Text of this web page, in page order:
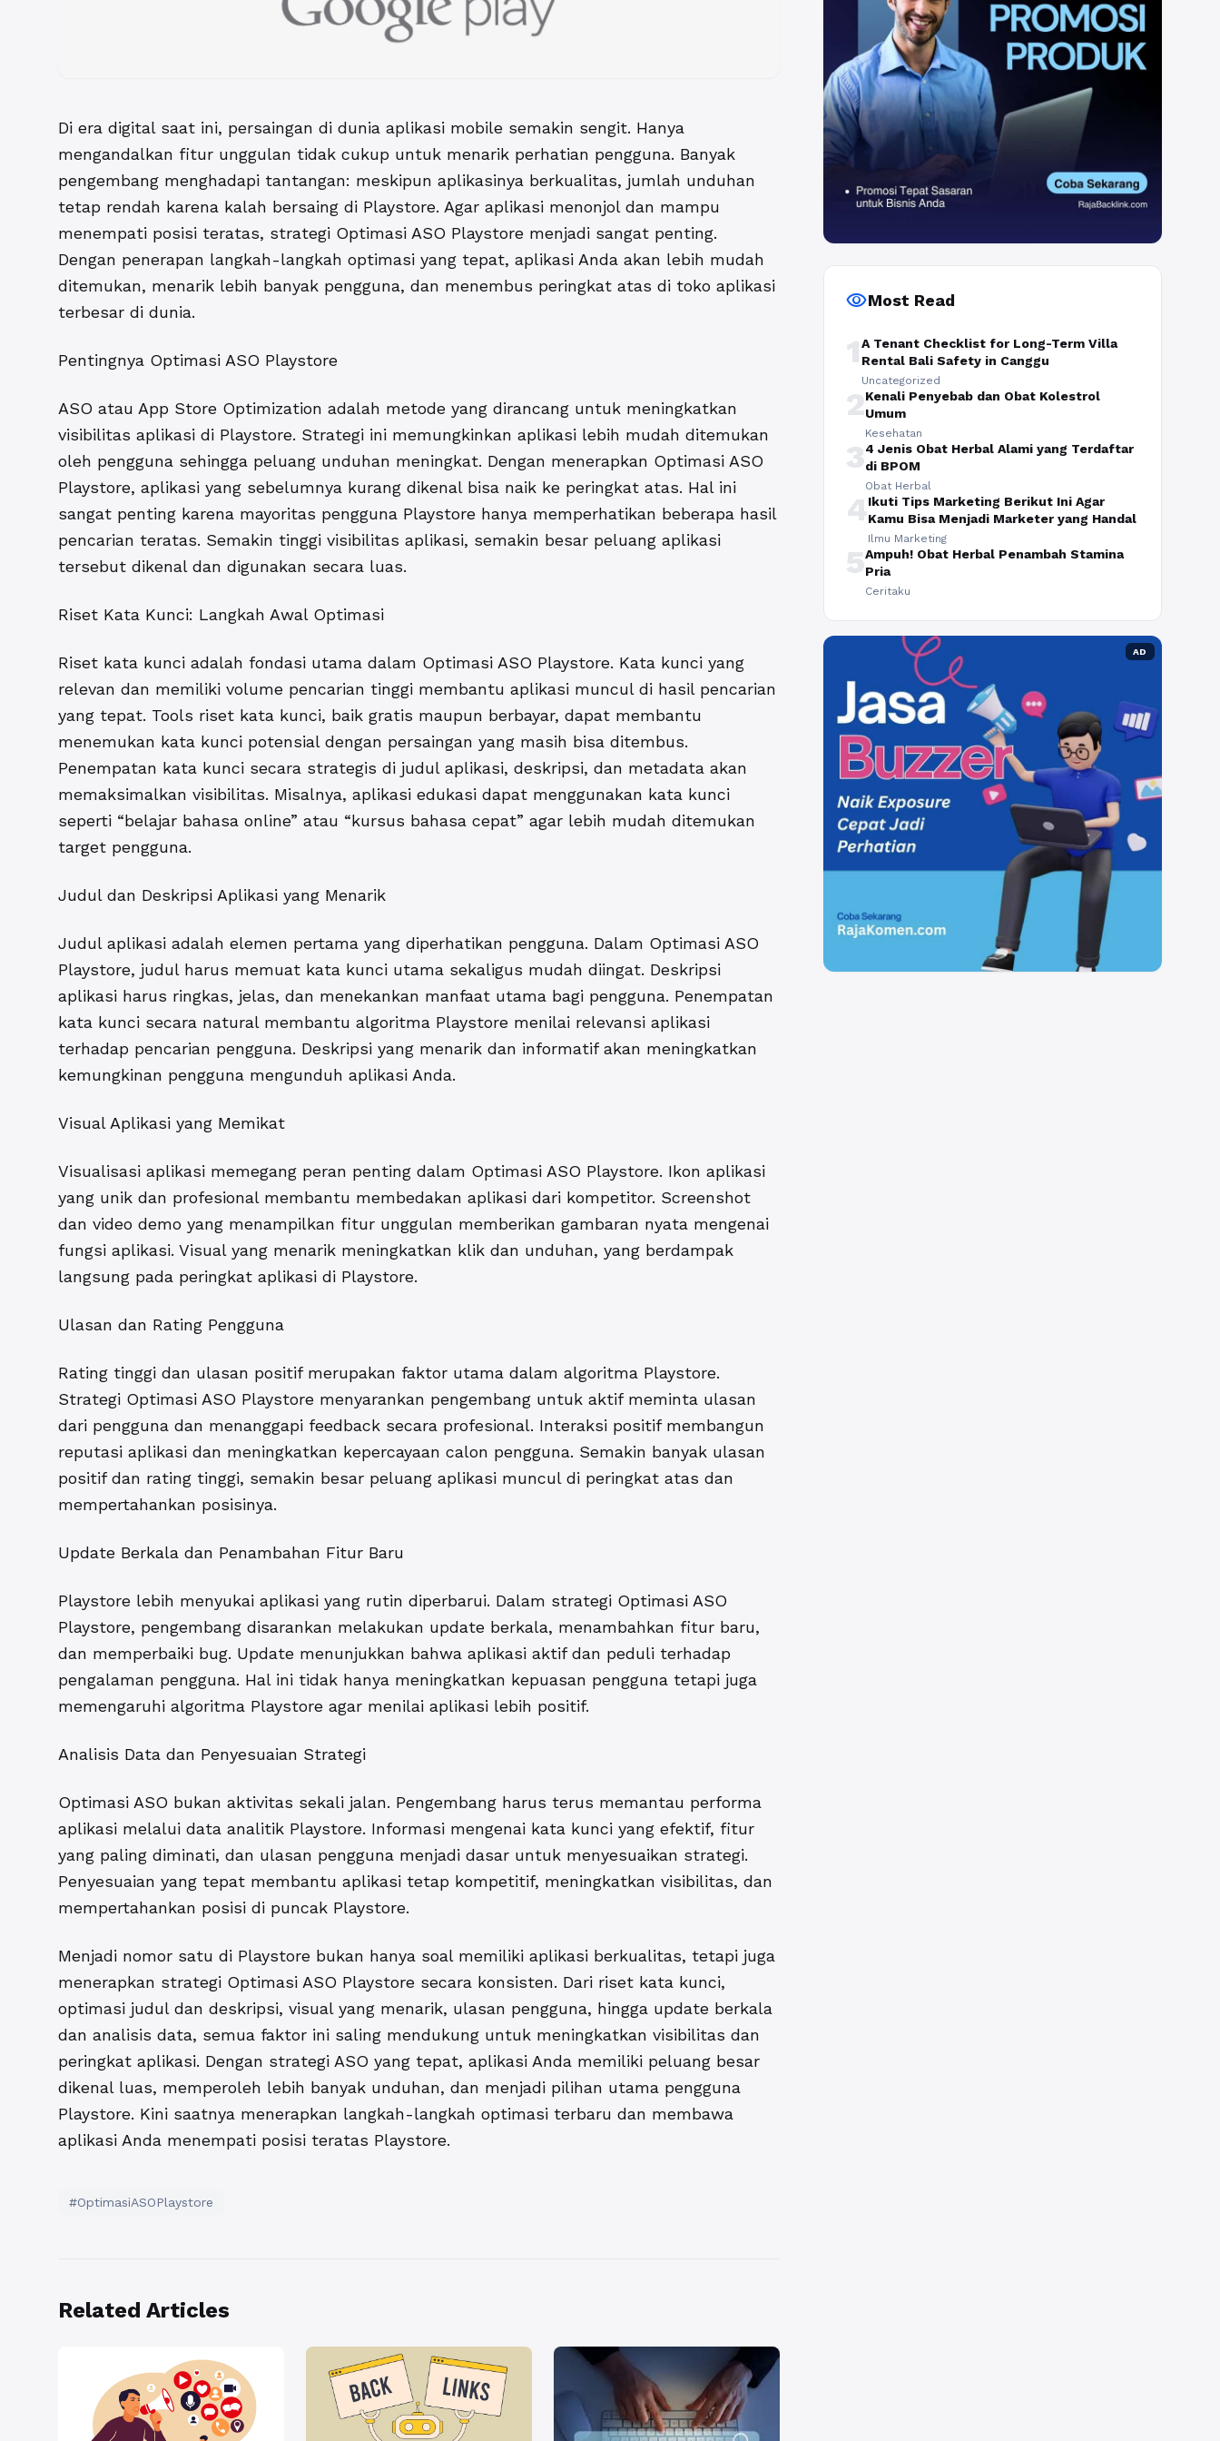
Di era digital saat ini, persaingan di dunia aplikasi mobile semakin sengit. Hanya
mengandalkan fitur unggulan tidak cukup untuk menarik perhatian pengguna. Banyak
pengembang menghadapi tantangan: meskipun aplikasinya berkualitas, jumlah unduhan
tetap rendah karena kalah bersaing di Playstore. Agar aplikasi menonjol dan mampu
menempati posisi teratas, strategi Optimasi ASO Playstore menjadi sangat penting.
Dengan penerapan langkah-langkah optimasi yang tepat, aplikasi Anda akan lebih mudah
ditemukan, menarik lebih banyak pengguna, dan menembus peringkat atas di toko aplikasi
terbesar di dunia.
Pentingnya Optimasi ASO Playstore
ASO atau App Store Optimization adalah metode yang dirancang untuk meningkatkan
visibilitas aplikasi di Playstore. Strategi ini memungkinkan aplikasi lebih mudah ditemukan
oleh pengguna sehingga peluang unduhan meningkat. Dengan menerapkan Optimasi ASO
Playstore, aplikasi yang sebelumnya kurang dikenal bisa naik ke peringkat atas. Hal ini
sangat penting karena mayoritas pengguna Playstore hanya memperhatikan beberapa hasil
pencarian teratas. Semakin tinggi visibilitas aplikasi, semakin besar peluang aplikasi
tersebut dikenal dan digunakan secara luas.
Riset Kata Kunci: Langkah Awal Optimasi
Riset kata kunci adalah fondasi utama dalam Optimasi ASO Playstore. Kata kunci yang
relevan dan memiliki volume pencarian tinggi membantu aplikasi muncul di hasil pencarian
yang tepat. Tools riset kata kunci, baik gratis maupun berbayar, dapat membantu
menemukan kata kunci potensial dengan persaingan yang masih bisa ditembus.
Penempatan kata kunci secara strategis di judul aplikasi, deskripsi, dan metadata akan
memaksimalkan visibilitas. Misalnya, aplikasi edukasi dapat menggunakan kata kunci
seperti “belajar bahasa online” atau “kursus bahasa cepat” agar lebih mudah ditemukan
target pengguna.
Judul dan Deskripsi Aplikasi yang Menarik
Judul aplikasi adalah elemen pertama yang diperhatikan pengguna. Dalam Optimasi ASO
Playstore, judul harus memuat kata kunci utama sekaligus mudah diingat. Deskripsi
aplikasi harus ringkas, jelas, dan menekankan manfaat utama bagi pengguna. Penempatan
kata kunci secara natural membantu algoritma Playstore menilai relevansi aplikasi
terhadap pencarian pengguna. Deskripsi yang menarik dan informatif akan meningkatkan
kemungkinan pengguna mengunduh aplikasi Anda.
Visual Aplikasi yang Memikat
Visualisasi aplikasi memegang peran penting dalam Optimasi ASO Playstore. Ikon aplikasi
yang unik dan profesional membantu membedakan aplikasi dari kompetitor. Screenshot
dan video demo yang menampilkan fitur unggulan memberikan gambaran nyata mengenai
fungsi aplikasi. Visual yang menarik meningkatkan klik dan unduhan, yang berdampak
langsung pada peringkat aplikasi di Playstore.
Ulasan dan Rating Pengguna
Rating tinggi dan ulasan positif merupakan faktor utama dalam algoritma Playstore.
Strategi Optimasi ASO Playstore menyarankan pengembang untuk aktif meminta ulasan
dari pengguna dan menanggapi feedback secara profesional. Interaksi positif membangun
reputasi aplikasi dan meningkatkan kepercayaan calon pengguna. Semakin banyak ulasan
positif dan rating tinggi, semakin besar peluang aplikasi muncul di peringkat atas dan
mempertahankan posisinya.
Update Berkala dan Penambahan Fitur Baru
Playstore lebih menyukai aplikasi yang rutin diperbarui. Dalam strategi Optimasi ASO
Playstore, pengembang disarankan melakukan update berkala, menambahkan fitur baru,
dan memperbaiki bug. Update menunjukkan bahwa aplikasi aktif dan peduli terhadap
pengalaman pengguna. Hal ini tidak hanya meningkatkan kepuasan pengguna tetapi juga
memengaruhi algoritma Playstore agar menilai aplikasi lebih positif.
Analisis Data dan Penyesuaian Strategi
Optimasi ASO bukan aktivitas sekali jalan. Pengembang harus terus memantau performa
aplikasi melalui data analitik Playstore. Informasi mengenai kata kunci yang efektif, fitur
yang paling diminati, dan ulasan pengguna menjadi dasar untuk menyesuaikan strategi.
Penyesuaian yang tepat membantu aplikasi tetap kompetitif, meningkatkan visibilitas, dan
mempertahankan posisi di puncak Playstore.
Menjadi nomor satu di Playstore bukan hanya soal memiliki aplikasi berkualitas, tetapi juga
menerapkan strategi Optimasi ASO Playstore secara konsisten. Dari riset kata kunci,
optimasi judul dan deskripsi, visual yang menarik, ulasan pengguna, hingga update berkala
dan analisis data, semua faktor ini saling mendukung untuk meningkatkan visibilitas dan
peringkat aplikasi. Dengan strategi ASO yang tepat, aplikasi Anda memiliki peluang besar
dikenal luas, memperoleh lebih banyak unduhan, dan menjadi pilihan utama pengguna
Playstore. Kini saatnya menerapkan langkah-langkah optimasi terbaru dan membawa
aplikasi Anda menempati posisi teratas Playstore.
#OptimasiASOPlaystore
Related Articles
visibilityMost Read
1A Tenant Checklist for Long-Term Villa
Rental Bali Safety in Canggu
Uncategorized
2Kenali Penyebab dan Obat Kolestrol
Umum
Kesehatan
34 Jenis Obat Herbal Alami yang Terdaftar
di BPOM
Obat Herbal
4Ikuti Tips Marketing Berikut Ini Agar
Kamu Bisa Menjadi Marketer yang Handal
Ilmu Marketing
5Ampuh! Obat Herbal Penambah Stamina
Pria
Ceritaku
AD